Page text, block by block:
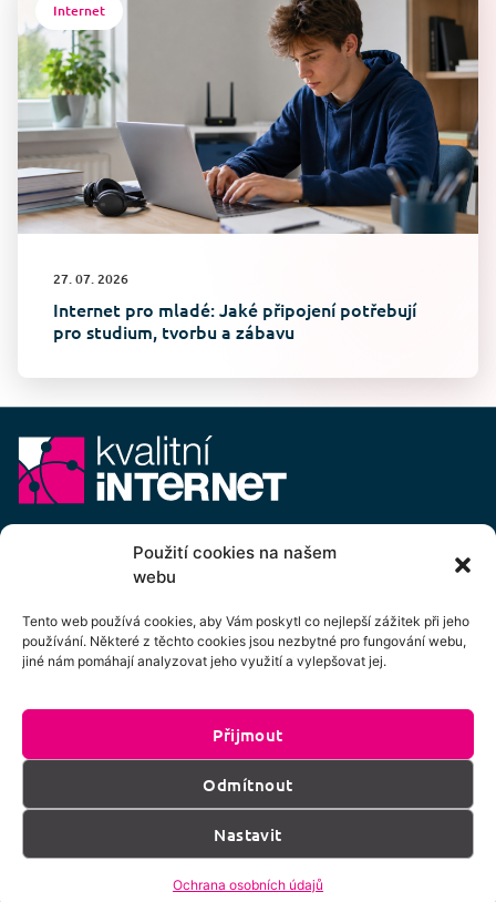
Použití cookies na našem
webu
Tento web používá cookies, aby Vám poskytl co nejlepší zážitek při jeho
používání. Některé z těchto cookies jsou nezbytné pro fungování webu,
jiné nám pomáhají analyzovat jeho využití a vylepšovat jej.
Přijmout
Odmítnout
Nastavit
Ochrana osobních údajů
Internet
27. 07. 2026
Internet pro mladé: Jaké připojení potřebují
pro studium, tvorbu a zábavu
info@kvalitni-internet.cz
pobočného spolku Kvalitní internet ICTP, z.s.
Cenový výměr pobočného spolku Kvalitní internet ICTP, z.s.
Přihlášení k odběru newsletteru
Kliknutím na tlačítko souhlasíte se zpracováním
os. údajů dle podmínek uvedených